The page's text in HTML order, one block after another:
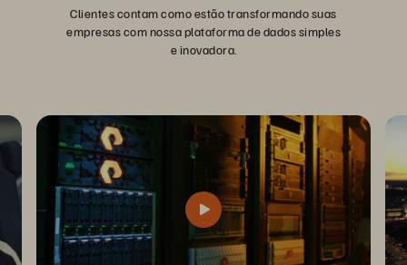
Clientes contam como estão transformando suas
empresas com nossa plataforma de dados simples
e inovadora.